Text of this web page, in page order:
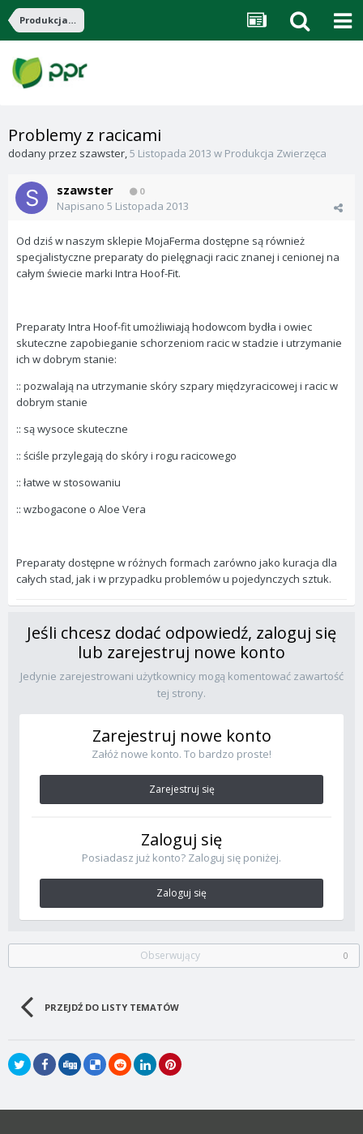
Produkcja Zwierzęca
Problemy z racicami
dodany przez szawster,5 Listopada 2013 w Produkcja Zwierzęca
szawster 0
Napisano 5 Listopada 2013
Od dziś w naszym sklepie MojaFerma dostępne są również
specjalistyczne preparaty do pielęgnacji racic znanej i cenionej na
całym świecie marki Intra Hoof-Fit.
Preparaty Intra Hoof-fit umożliwiają hodowcom bydła i owiec
skuteczne zapobieganie schorzeniom racic w stadzie i utrzymanie
ich w dobrym stanie:
:: pozwalają na utrzymanie skóry szpary międzyracicowej i racic w
dobrym stanie
:: są wysoce skuteczne
:: ściśle przylegają do skóry i rogu racicowego
:: łatwe w stosowaniu
:: wzbogacone o Aloe Vera
Preparaty dostępne w różnych formach zarówno jako kuracja dla
całych stad, jak i w przypadku problemów u pojedynczych sztuk.
Jeśli chcesz dodać odpowiedź, zaloguj się
lub zarejestruj nowe konto
Jedynie zarejestrowani użytkownicy mogą komentować zawartość
tej strony.
Zarejestruj nowe konto
Załóż nowe konto. To bardzo proste!
Zarejestruj się
Zaloguj się
Posiadasz już konto? Zaloguj się poniżej.
Zaloguj się
Obserwujący 0
PRZEJDŹ DO LISTY TEMATÓW